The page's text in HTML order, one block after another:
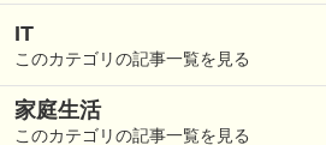
IT
このカテゴリの記事一覧を見る
家庭生活
このカテゴリの記事一覧を見る